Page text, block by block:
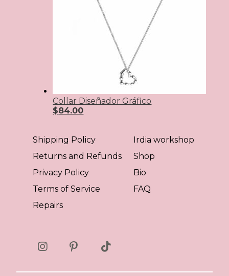
Collar Diseñador Gráfico
$84.00
Shipping Policy
Returns and Refunds
Privacy Policy
Terms of Service
Repairs
Irdia workshop
Shop
Bio
FAQ